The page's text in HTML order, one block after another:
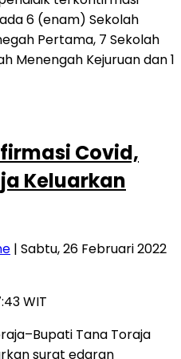
Covid,
Keluarkan
| Sabtu, 26 Februari 2022
WIT
Tana Toraja
surat edaran